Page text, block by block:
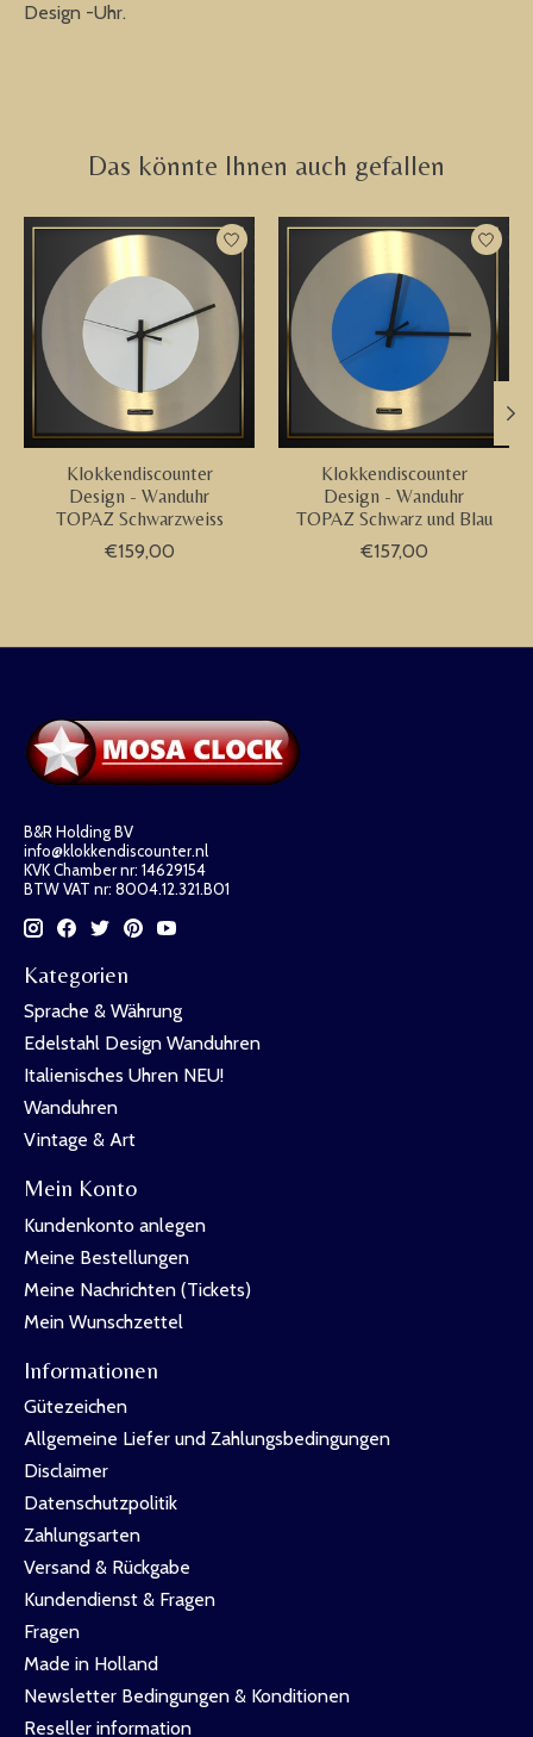
Design -Uhr.
Das könnte Ihnen auch gefallen
Produkt-Karussell-Artikel
Klokkendiscounter
Design - Wanduhr
TOPAZ Schwarzweiss
€159,00
Klokkendiscounter
Design - Wanduhr
TOPAZ Schwarz und Blau
€157,00
B&R Holding BV
info@klokkendiscounter.nl
KVK Chamber nr: 14629154
BTW VAT nr: 8004.12.321.B01
Kategorien
Sprache & Währung
Edelstahl Design Wanduhren
Italienisches Uhren NEU!
Wanduhren
Vintage & Art
Mein Konto
Kundenkonto anlegen
Meine Bestellungen
Meine Nachrichten (Tickets)
Mein Wunschzettel
Informationen
Gütezeichen
Allgemeine Liefer und Zahlungsbedingungen
Disclaimer
Datenschutzpolitik
Zahlungsarten
Versand & Rückgabe
Kundendienst & Fragen
Fragen
Made in Holland
Newsletter Bedingungen & Konditionen
Reseller information